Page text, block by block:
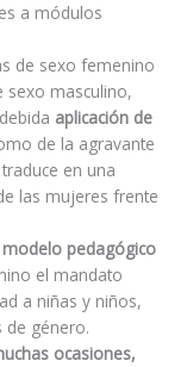
a módulos
de sexo femenino
sexo masculino,
aplicación de
de la agravante
en una
las mujeres frente
modelo pedagógico
el mandato
a niñas y niños,
de género.
ocasiones,